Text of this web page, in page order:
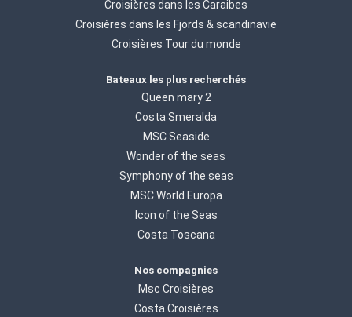
Croisières dans les Caraibes
Croisières dans les Fjords & scandinavie
Croisières Tour du monde
Bateaux les plus recherchés
Queen mary 2
Costa Smeralda
MSC Seaside
Wonder of the seas
Symphony of the seas
MSC World Europa
Icon of the Seas
Costa Toscana
Nos compagnies
Msc Croisières
Costa Croisières